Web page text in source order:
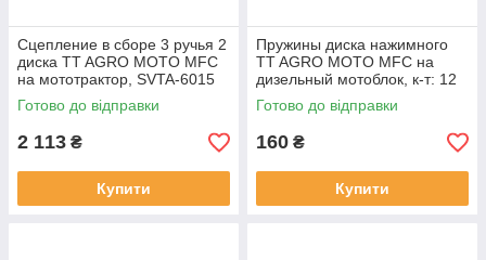
Сцепление в сборе 3 ручья 2
диска TT AGRO MOTO MFC
на мототрактор, SVTA-6015
Готово до відправки
2 113 ₴
Купити
Пружины диска нажимного
TT AGRO MOTO MFC на
дизельный мотоблок, к-т: 12
шт, SVTA-6017
Готово до відправки
160 ₴
Купити